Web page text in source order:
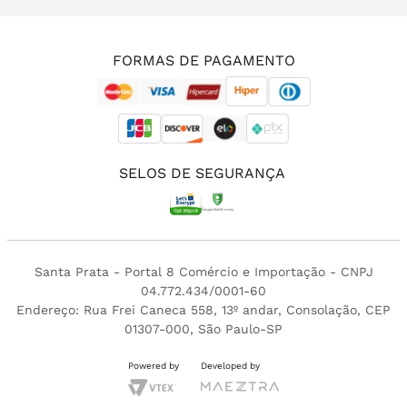
FORMAS DE PAGAMENTO
SELOS DE SEGURANÇA
Santa Prata - Portal 8 Comércio e Importação - CNPJ
04.772.434/0001-60
Endereço: Rua Frei Caneca 558, 13º andar, Consolação, CEP
01307-000, São Paulo-SP
Powered by Developed by